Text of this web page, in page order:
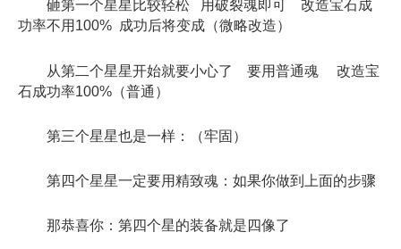
砸第一个星星比较轻松 用破裂魂即可 改造宝石成
功率不用100% 成功后将变成（微略改造）
从第二个星星开始就要小心了 要用普通魂 改造宝
石成功率100%（普通）
第三个星星也是一样：（牢固）
第四个星星一定要用精致魂：如果你做到上面的步骤
那恭喜你：第四个星的装备就是四像了